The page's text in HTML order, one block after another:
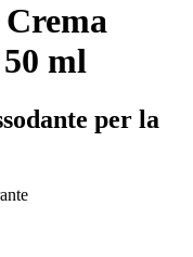
ml
per la